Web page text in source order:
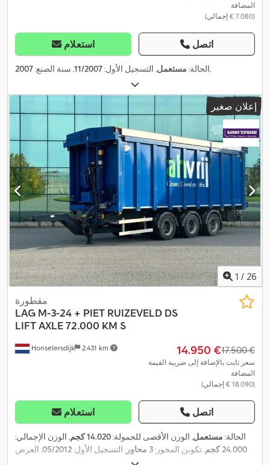
المضافة
(‏7.080 € إجمالي)
استعلام اتصل
الحالة: مستعمل, التسجيل الأول:11/2007, سنة الصنع:2007 ,
إعلان صغير
1 / 26
Honselersdijk 2.431 km
مقطورة
LAG M-3-24 + PIET RUIZEVELD DS
LIFT AXLE 72.000 KM S
‏14.950 € ‏17.500 €
سعر ثابت بالإضافة إلى ضريبة القيمة
المضافة
(‏18.090 € إجمالي)
استعلام اتصل
الحالة: مستعمل, الوزن الأقصى للحمولة:14.020 كجم
, الوزن الإجمالي:
24.000 كجم
, تكوين المحور:3 محاور , التسجيل الأول:05/2012, العرض